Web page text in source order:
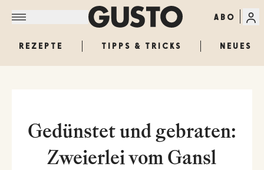
ABO
REZEPTE TIPPS & TRICKS NEUES
Gedünstet und gebraten:
Zweierlei vom Gansl